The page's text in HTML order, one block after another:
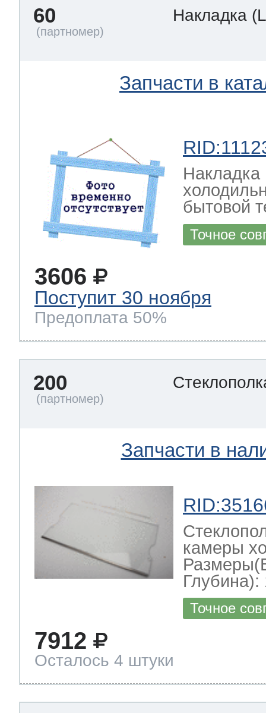
60 Накладка
Запчасти в
Накладка
бытовой
Точное
3606
Поступит 30 ноября
Предоплата 50%
200
Запчасти в
камеры
Глубина):
Точное
7912
Осталось 4 штуки